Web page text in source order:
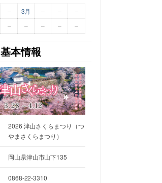
– 3月 – –
–
– – – – –
基本情報
2026 津山さくらまつり（つ
やまさくらまつり）
岡山県津山市山下135
0868-22-3310